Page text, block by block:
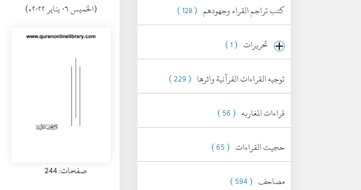
(الخميس ٠٦ يناير ٢٠٢٢ء)
صفحات: 244
كتب تراجم القراء وجهودهم ( 128 )
تحريرات ( 1 )
توجيه القراءات القرآنية واثرها ( 229 )
قراءات المغاربه ( 56 )
حجيت القراءات ( 65 )
مصاحف ( 594 )